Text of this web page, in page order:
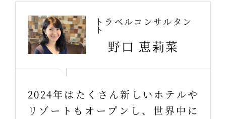
トラベルコンサルタン
ト
野口 恵莉菜
2024年はたくさん新しいホテルや
リゾートもオープンし、世界中に